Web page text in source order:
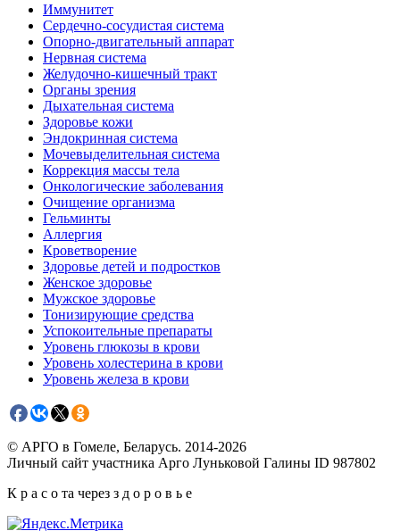
Иммунитет
Сердечно-сосудистая система
Опорно-двигательный аппарат
Нервная система
Желудочно-кишечный тракт
Органы зрения
Дыхательная система
Здоровье кожи
Эндокринная система
Мочевыделительная система
Коррекция массы тела
Онкологические заболевания
Очищение организма
Гельминты
Аллергия
Кроветворение
Здоровье детей и подростков
Женское здоровье
Мужское здоровье
Тонизирующие средства
Успокоительные препараты
Уровень глюкозы в крови
Уровень холестерина в крови
Уровень железа в крови
© АРГО в Гомеле, Беларусь. 2014-2026
Личный сайт участника Арго Луньковой Галины ID 987802
К р а с о та через з д о р о в ь е